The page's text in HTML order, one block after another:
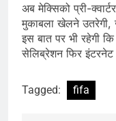
अब मेक्सिको प्री-
मुकाबला खेलने उतरेगी,
इस बात पर भी रहेगी
सेलिब्रेशन फिर इंटरनेट
Tagged: fifa